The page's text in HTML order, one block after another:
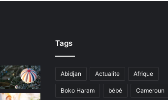
Tags
Abidjan Actualite Afrique
Boko Haram bébé Cameroun